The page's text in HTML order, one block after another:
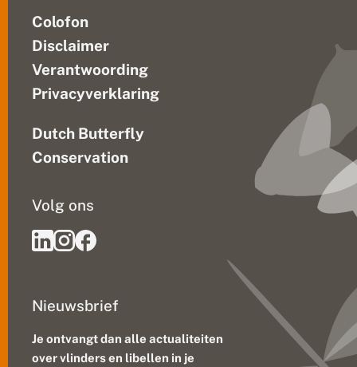
Colofon
Disclaimer
Verantwoording
Privacyverklaring
Dutch Butterfly
Conservation
Nieuwsbrief
Je ontvangt dan alle actualiteiten
over vlinders en libellen in je
Volg ons